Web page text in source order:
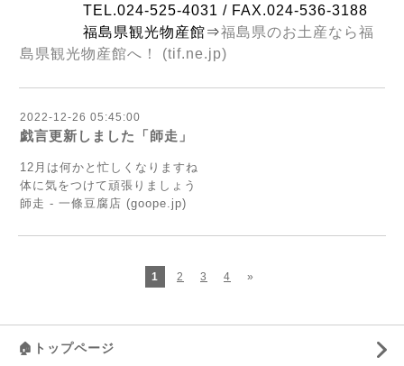
TEL.024-525-4031 / FAX.024-536-3188
福島県観光物産館⇒福島県のお土産なら福
島県観光物産館へ！ (tif.ne.jp)
2022-12-26 05:45:00
戯言更新しました「師走」
12月は何かと忙しくなりますね
体に気をつけて頑張りましょう
師走 - 一條豆腐店 (goope.jp)
1 2 3 4 »
🏠トップページ